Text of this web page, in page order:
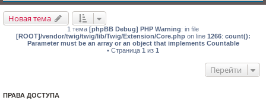
Новая тема
1 тема [phpBB Debug] PHP Warning: in file
[ROOT]/vendor/twig/twig/lib/Twig/Extension/Core.phpon line 1266: count():
Parameter must be an array or an object that implements Countable
• Страница 1 из 1
Перейти
ПРАВА ДОСТУПА